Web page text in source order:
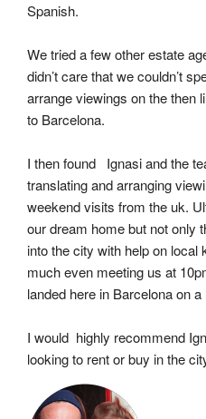
Spanish.
We tried a few other estate
didn’t care that we couldn’t
arrange viewings on the then
to Barcelona.
I then found   Ignasi and the
translating and arranging
weekend visits from the uk.
our dream home but not only
into the city with help on local
much even meeting us at
landed here in Barcelona on a
I would  highly recommend
looking to rent or buy in the